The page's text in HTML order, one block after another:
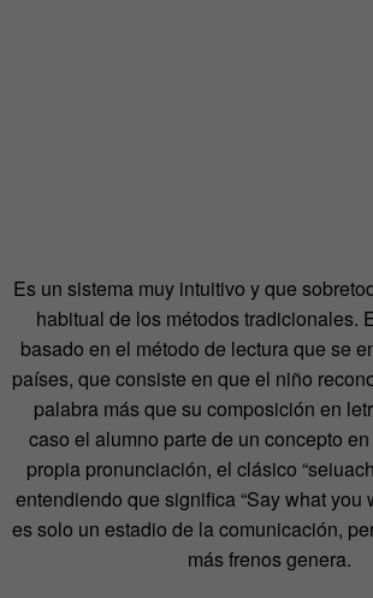
Es un sistema muy intuitivo y que
habitual de los métodos tradicionales.
basado en el método de lectura que se
países, que consiste en que el niño
palabra más que su composición en
caso el alumno parte de un concepto
propia pronunciación, el clásico
entendiendo que significa “Say what you
es solo un estadio de la comunicación,
más frenos genera.